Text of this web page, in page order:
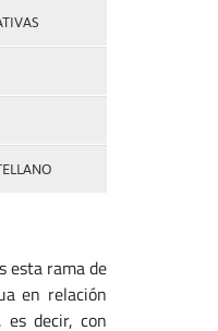
esta rama de
en relación
decir, con